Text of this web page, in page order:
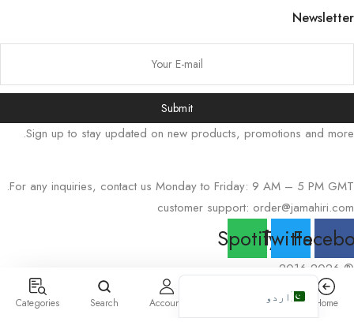
Newsletter
Submit
Sign up to stay updated on new products, promotions and more.
For any inquiries, contact us Monday to Friday: 9 AM – 5 PM GMT.
customer support: order@jamahiri.com
Twitter
Spotify
® 2016-2026
Home
Store
Account
Search
Categories اردو
English (UK)
العربية
Français
Español
Italiano
Tiếng Việt